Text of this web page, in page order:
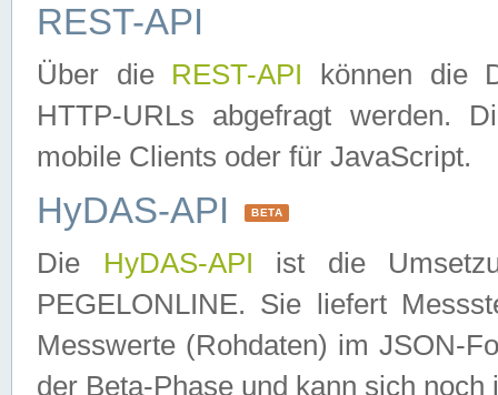
REST-API
Über die REST-API können die
HTTP-URLs abgefragt werden.
mobile Clients oder für JavaScript.
HyDAS-API BETA
Die HyDAS-API ist die
PEGELONLINE. Sie liefert
Messwerte (Rohdaten) im JSON-
der Beta-Phase und kann sich noch